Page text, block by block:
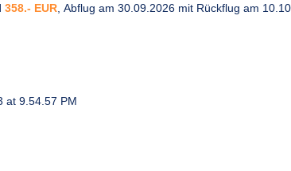
358.- EUR, Abflug am 30.09.2026 mit Rückflug am